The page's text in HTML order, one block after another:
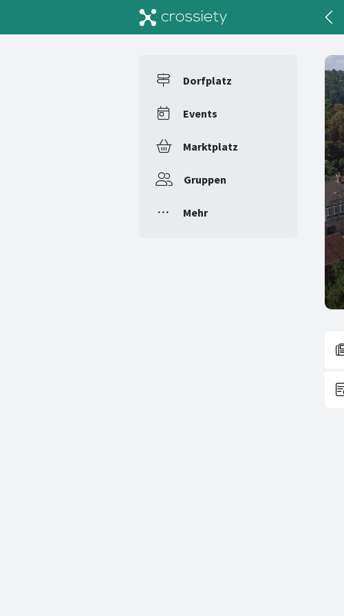
Dorfplatz
Events
Marktplatz
Gruppen
Mehr